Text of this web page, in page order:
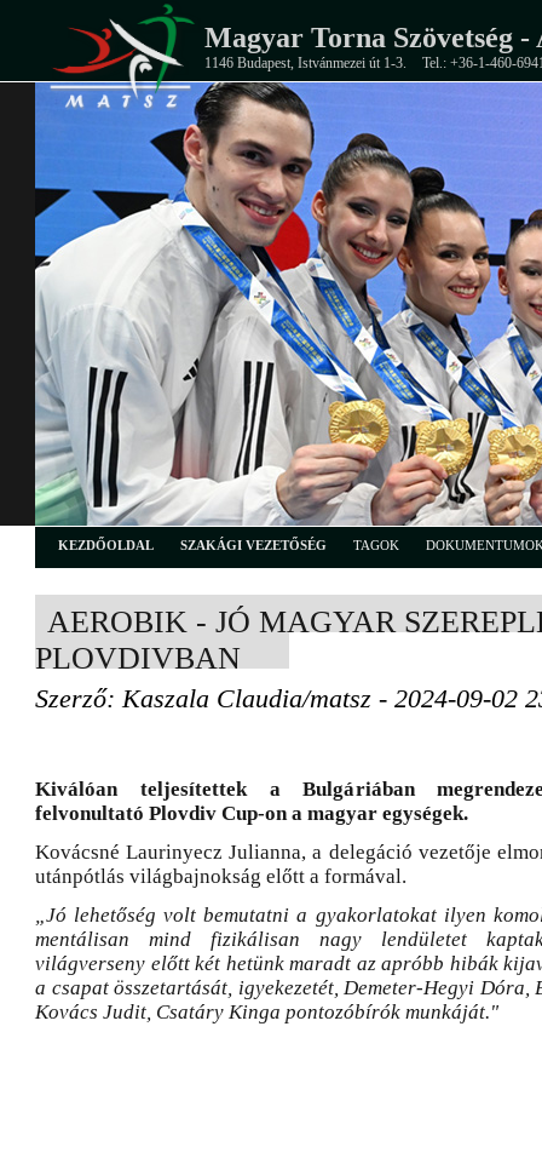
Magyar Torna Szövetség -
1146 Budapest, Istvánmezei út 1-3. Tel.: +36-1-460-
KEZDŐOLDAL SZAKÁGI VEZETŐSÉG TAGOK
AEROBIK - JÓ MAGYAR
PLOVDIVBAN
Szerző: Kaszala Claudia/matsz - 2024-09-02
Kiválóan teljesítettek a Bulgáriában
felvonultató Plovdiv Cup-on a magyar egységek.
Kovácsné Laurinyecz Julianna, a delegáció vezetője
utánpótlás világbajnokság előtt a formával.
„Jó lehetőség volt bemutatni a gyakorlatokat ilyen
mentálisan mind fizikálisan nagy lendületet
világverseny előtt két hetünk maradt az apróbb hibák
a csapat összetartását, igyekezetét, Demeter-Hegyi Dóra,
Kovács Judit, Csatáry Kinga pontozóbírók munkáját."